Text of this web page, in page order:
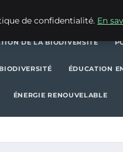
DE LA BIODIVERSITÉ
ÉDUCATION
ÉNERGIE RENOUVELABLE
de confidentialité. En